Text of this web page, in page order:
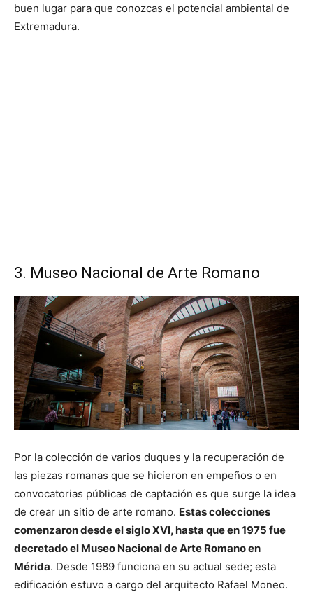
buen lugar para que conozcas el potencial ambiental de
Extremadura.
3. Museo Nacional de Arte Romano
Por la colección de varios duques y la recuperación de
las piezas romanas que se hicieron en empeños o en
convocatorias públicas de captación es que surge la idea
de crear un sitio de arte romano. Estas colecciones
comenzaron desde el siglo XVI, hasta que en 1975 fue
decretado el Museo Nacional de Arte Romano en
Mérida. Desde 1989 funciona en su actual sede; esta
edificación estuvo a cargo del arquitecto Rafael Moneo.